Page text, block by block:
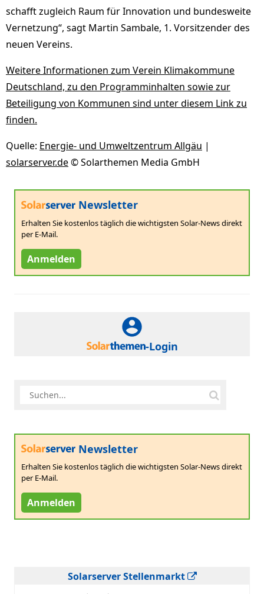
schafft zugleich Raum für Innovation und bundesweite
Vernetzung“, sagt Martin Sambale, 1. Vorsitzender des
neuen Vereins.
Weitere Informationen zum Verein Klimakommune
Deutschland, zu den Programminhalten sowie zur
Beteiligung von Kommunen sind unter diesem Link zu
ﬁnden.
Quelle: Energie- und Umweltzentrum Allgäu |
solarserver.de© Solarthemen Media GmbH
Newsletter
Erhalten Sie kostenlos täglich die wichtigsten Solar-News direkt
per E-Mail.
Anmelden
-Login
Newsletter
Erhalten Sie kostenlos täglich die wichtigsten Solar-News direkt
per E-Mail.
Anmelden
Solarserver Stellenmarkt